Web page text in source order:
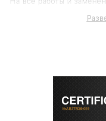
поломки по условиям
безупречной
лицензированное
диагностических
собственный склад